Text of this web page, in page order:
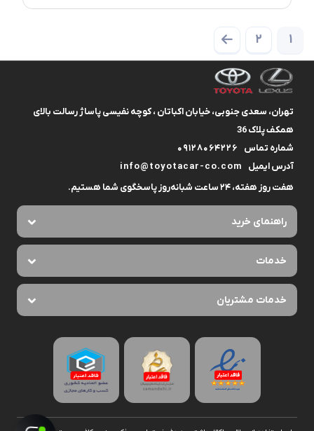
1
2
تهران، سعدی جنوبی، خیابان اکباتان ، کوچه نفیسی پاساژ رسالت بالای
همکف پلاک 36
شماره تماس
09128064226
آدرس ایمیل
info@toyotacar-co.com
هفت روز هفته، ۲۴ ساعت شبانه‌روز پاسخگوی شما هستیم.
راهنمای خرید
خدمات
خدمات مشتریان